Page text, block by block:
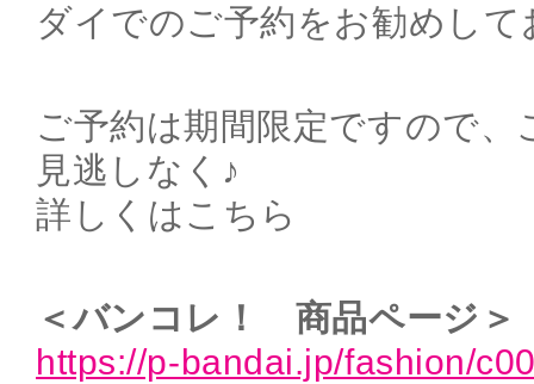
ダイでのご予約をお勧めして
ご予約は期間限定ですので
見逃しなく♪
詳しくはこちら
＜バンコレ！ 商品ページ＞
https://p-bandai.jp/fashion/